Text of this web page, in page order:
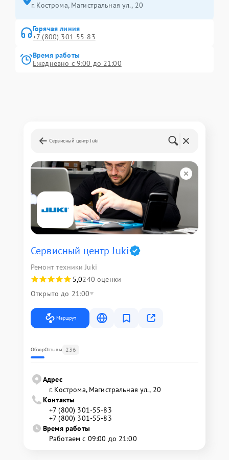
г. Кострома, Магистральная ул., 20
Горячая линия
+7 (800) 301-55-83
Время работы
Ежедневно с 9:00 до 21:00
Сервисный центр Juki
Сервисный центр Juki
Ремонт техники Juki
5,0240 оценки
Открыто до 21:00
Маршрут
ОбзорОтзывы 236
Адрес
г. Кострома, Магистральная ул., 20
Контакты
+7 (800) 301-55-83
+7 (800) 301-55-83
Время работы
Работаем с 09:00 до 21:00